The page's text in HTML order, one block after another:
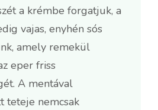
a krémbe forgatjuk, a
vajas, enyhén sós
amely remekül
eper friss
A mentával
teteje nemcsak